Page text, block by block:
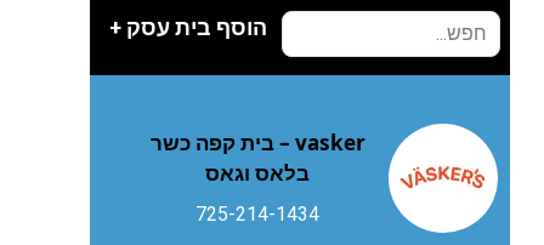
הוסף בית עסק +
vasker – בית קפה כשר
בלאס וגאס
725-214-1434